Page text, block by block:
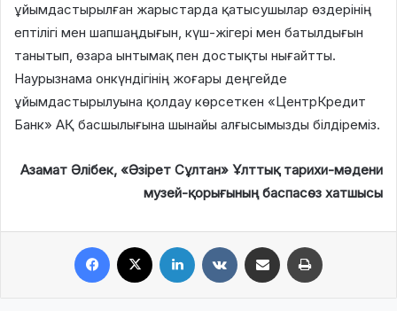
ұйымдастырылған жарыстарда қатысушылар өздерінің
ептілігі мен шапшаңдығын, күш-жігері мен батылдығын
танытып, өзара ынтымақ пен достықты нығайтты.
Наурызнама онкүндігінің жоғары деңгейде
ұйымдастырылуына қолдау көрсеткен «ЦентрКредит
Банк» АҚ басшылығына шынайы алғысымызды білдіреміз.
Азамат Әлібек, «Әзірет Сұлтан» Ұлттық тарихи-мәдени
музей-қорығының баспасөз хатшысы